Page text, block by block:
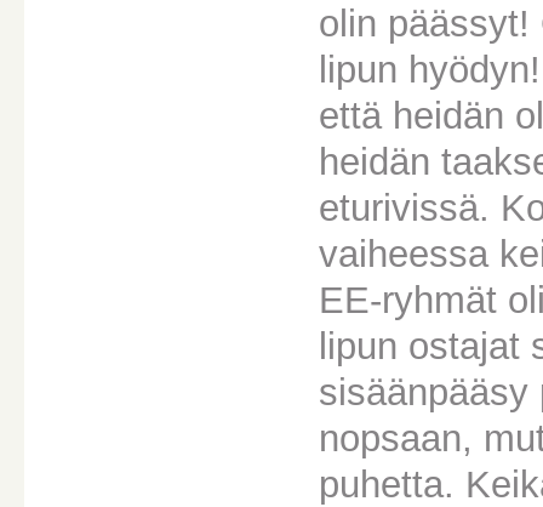
olin päässyt!
lipun
että heidän
heidän
eturivissä.
vaiheessa
EE-ryhmät
lipun ostajat
sisäänpääsy
nopsaan,
puhetta.